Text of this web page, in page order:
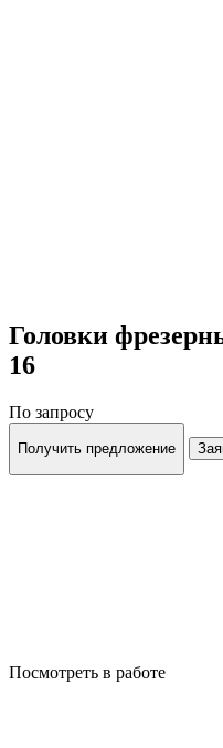
Головки
16
По запросу
Получить предложение
Посмотреть в работе